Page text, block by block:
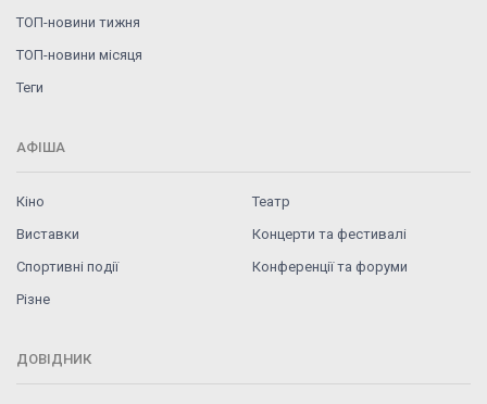
ТОП-новини тижня
ТОП-новини місяця
Теги
АФІША
Кіно
Театр
Виставки
Концерти та фестивалі
Спортивні події
Конференції та форуми
Різне
ДОВІДНИК